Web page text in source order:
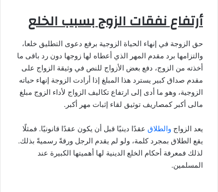
أرتفاع نفقات الزوج بسبب الخلع
حق الزوجة في إنهاء الحياة الزوجية برفع دعوى التطليق خلعا،
والتزامها برد مقدم المهر الذي أعطاه لها زوجها دون رد باقى ما
أخذته من الزوج، دفع بعض الأزواج للنص في وثيقة الزواج على
مقدم صداق كبير يسترد هذا المبلغ إذا أرادت الزوجة إنهاء حياته
الزوجية، وهو ما أدى إلى ارتفاع تكاليف الزواج لأداء الزوج مبلغ
مالى أكبر كمصاريف توثيق لقاء إثبات مهر أكبر.
يعد الزواج والطلاق عقدًا دينيًا قبل أن يكون عقدًا قانونيًا. فمثلًا
يقع الطلاق بمجرد كلمة، ولو لم يقدم الرجل ورقةً رسميةً بذلك.
لذلك فمعرفة أحكام الخلع الدينية لها أهميتها الكبيرة عند
المسلمين.